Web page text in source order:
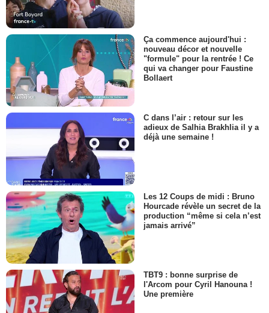
Ça commence aujourd'hui :
nouveau décor et nouvelle
"formule" pour la rentrée ! Ce
qui va changer pour Faustine
Bollaert
C dans l’air : retour sur les
adieux de Salhia Brakhlia il y a
déjà une semaine !
Les 12 Coups de midi : Bruno
Hourcade révèle un secret de la
production “même si cela n’est
jamais arrivé”
TBT9 : bonne surprise de
l'Arcom pour Cyril Hanouna !
Une première